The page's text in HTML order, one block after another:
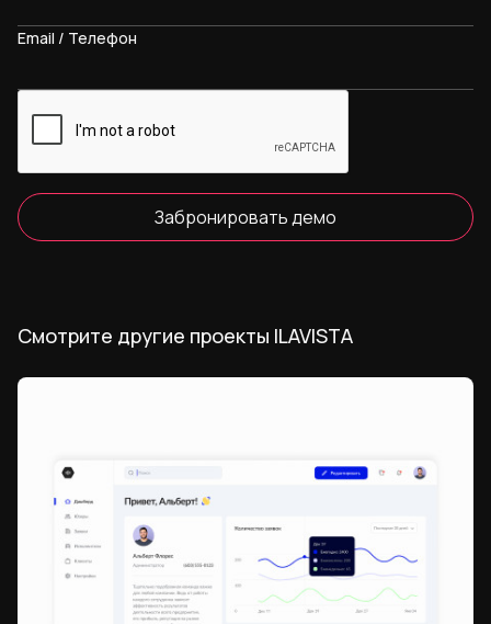
Email / Телефон
Забронировать демо
Смотрите другие проекты ILAVISTA